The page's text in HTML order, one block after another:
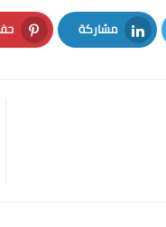
مشاركة
LinkedIn